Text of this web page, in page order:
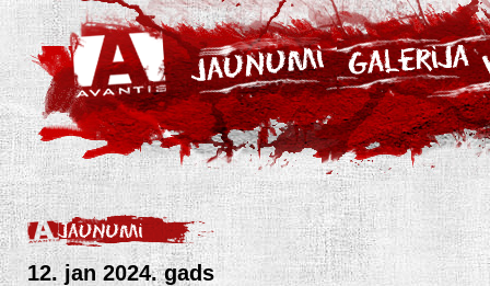
12. jan 2024. gads